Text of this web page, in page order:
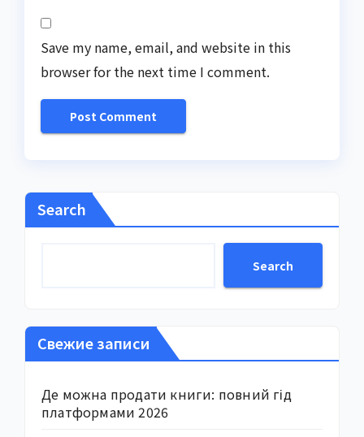
Save my name, email, and website in this
browser for the next time I comment.
Search
Search
Свежие записи
Де можна продати книги: повний гід
платформами 2026